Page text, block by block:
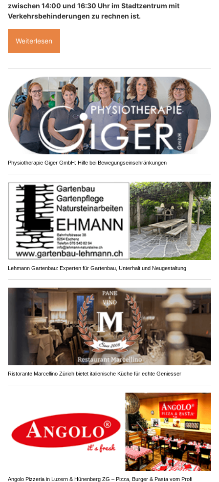
zwischen 14:00 und 16:30 Uhr im Stadtzentrum mit
Verkehrsbehinderungen zu rechnen ist.
Weiterlesen
Physiotherapie Giger GmbH: Hilfe bei Bewegungseinschränkungen
Lehmann Gartenbau: Experten für Gartenbau, Unterhalt und Neugestaltung
Ristorante Marcellino Zürich bietet italienische Küche für echte Geniesser
Angolo Pizzeria in Luzern & Hünenberg ZG – Pizza, Burger & Pasta vom Profi